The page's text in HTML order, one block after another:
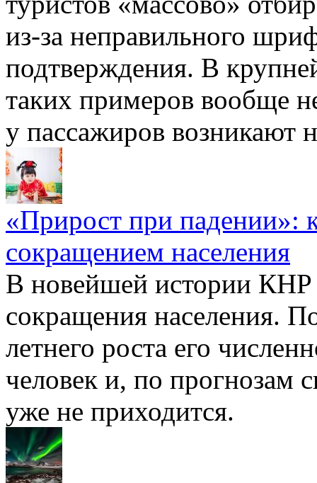
из-за неправильного
подтверждения. В
таких примеров вообще
у пассажиров возникают
​«Прирост при падении»:
сокращением населения
В новейшей истории КНР
сокращения населения.
летнего роста его
человек и, по прогнозам
уже не приходится.